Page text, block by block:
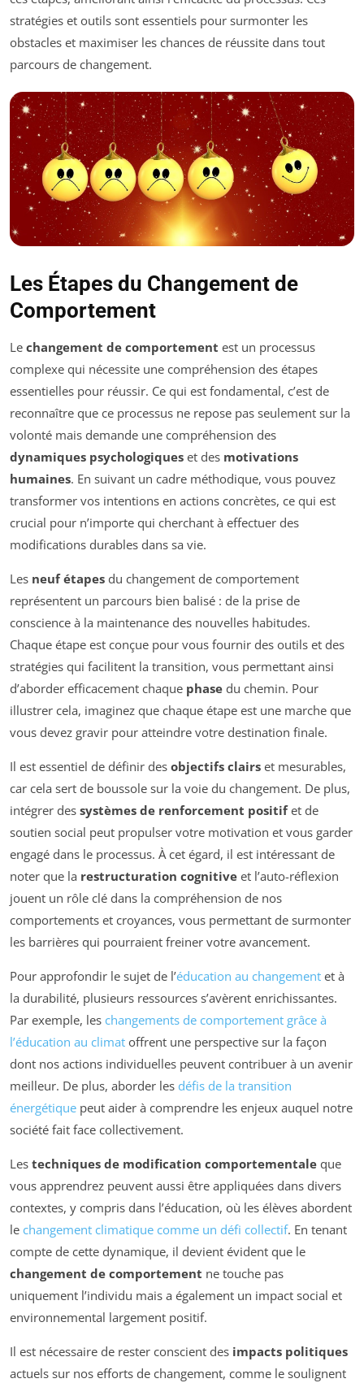
stratégies et outils sont essentiels pour surmonter les
obstacles et maximiser les chances de réussite dans tout
parcours de changement.
Les Étapes du Changement de
Comportement
Le changement de comportement est un processus
complexe qui nécessite une compréhension des étapes
essentielles pour réussir. Ce qui est fondamental, c’est de
reconnaître que ce processus ne repose pas seulement sur la
volonté mais demande une compréhension des
dynamiques psychologiques et des motivations
humaines. En suivant un cadre méthodique, vous pouvez
transformer vos intentions en actions concrètes, ce qui est
crucial pour n’importe qui cherchant à effectuer des
modifications durables dans sa vie.
Les neuf étapes du changement de comportement
représentent un parcours bien balisé : de la prise de
conscience à la maintenance des nouvelles habitudes.
Chaque étape est conçue pour vous fournir des outils et des
stratégies qui facilitent la transition, vous permettant ainsi
d’aborder efficacement chaque phase du chemin. Pour
illustrer cela, imaginez que chaque étape est une marche que
vous devez gravir pour atteindre votre destination finale.
Il est essentiel de définir des objectifs clairs et mesurables,
car cela sert de boussole sur la voie du changement. De plus,
intégrer des systèmes de renforcement positifet de
soutien social peut propulser votre motivation et vous garder
engagé dans le processus. À cet égard, il est intéressant de
noter que la restructuration cognitive et l’auto-réflexion
jouent un rôle clé dans la compréhension de nos
comportements et croyances, vous permettant de surmonter
les barrières qui pourraient freiner votre avancement.
Pour approfondir le sujet de l’éducation au changement et à
la durabilité, plusieurs ressources s’avèrent enrichissantes.
Par exemple, les changements de comportement grâce à
l’éducation au climat offrent une perspective sur la façon
dont nos actions individuelles peuvent contribuer à un avenir
meilleur. De plus, aborder les défis de la transition
énergétique peut aider à comprendre les enjeux auquel notre
société fait face collectivement.
Les techniques de modification comportementale que
vous apprendrez peuvent aussi être appliquées dans divers
contextes, y compris dans l’éducation, où les élèves abordent
le changement climatique comme un défi collectif. En tenant
compte de cette dynamique, il devient évident que le
changement de comportement ne touche pas
uniquement l’individu mais a également un impact social et
environnemental largement positif.
Il est nécessaire de rester conscient des impacts politiques
actuels sur nos efforts de changement, comme le soulignent